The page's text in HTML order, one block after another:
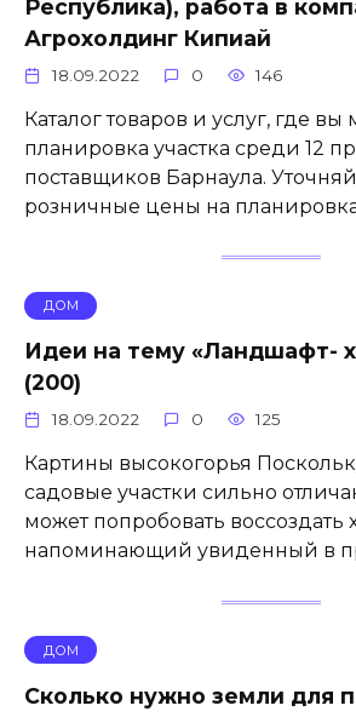
Республика), работа в
Агрохолдинг Кипиай
18.09.2022 0 146
Каталог товаров и услуг, где вы
планировка участка среди 12
поставщиков Барнаула.
розничные цены на
ДОМ
Идеи на тему «Ландшафт-
(200)
18.09.2022 0 125
Картины высокогорья
садовые участки сильно
может попробовать воссоздать
напоминающий увиденный в
ДОМ
Сколько нужно земли для